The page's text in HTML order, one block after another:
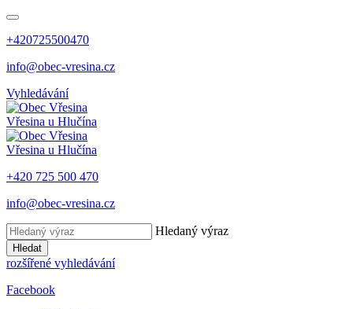
+420725500470
info@obec-vresina.cz
Vyhledávání
Vřesina u Hlučína
Vřesina u Hlučína
+420 725 500 470
info@obec-vresina.cz
Hledaný výraz
Hledat
rozšířené vyhledávání
Facebook